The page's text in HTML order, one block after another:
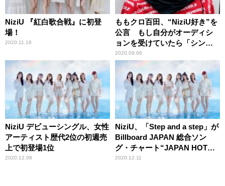
NiziU 『紅白歌合戦』に初登
場！
2020.11.16
ももクロ百田、“NiziU好き”を
公言 もし自分がオーディシ
ョンを受けていたら「シンプ
ルに一次で落ちると思う」
2020.09.06
NiziU デビューシングル、女性
アーティスト歴代2位の初週売
上で初登場1位
2020.12.08
NiziU、「Step and a step」が
Billboard JAPAN 総合ソン
グ・チャート“JAPAN HOT
100”で首位を席巻！！
2020.12.11